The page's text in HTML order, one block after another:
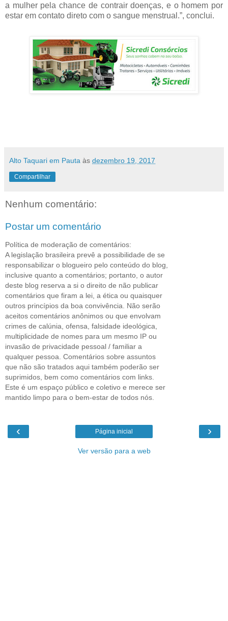
a mulher pela chance de contrair doenças, e o homem por
estar em contato direto com o sangue menstrual.”, conclui.
Alto Taquari em Pauta às dezembro 19, 2017
Compartilhar
Nenhum comentário:
Postar um comentário
Política de moderação de comentários:
A legislação brasileira prevê a possibilidade de se
responsabilizar o blogueiro pelo conteúdo do blog,
inclusive quanto a comentários; portanto, o autor
deste blog reserva a si o direito de não publicar
comentários que firam a lei, a ética ou quaisquer
outros princípios da boa convivência. Não serão
aceitos comentários anônimos ou que envolvam
crimes de calúnia, ofensa, falsidade ideológica,
multiplicidade de nomes para um mesmo IP ou
invasão de privacidade pessoal / familiar a
qualquer pessoa. Comentários sobre assuntos
que não são tratados aqui também poderão ser
suprimidos, bem como comentários com links.
Este é um espaço público e coletivo e merece ser
mantido limpo para o bem-estar de todos nós.
‹ ›
Página inicial
Ver versão para a web